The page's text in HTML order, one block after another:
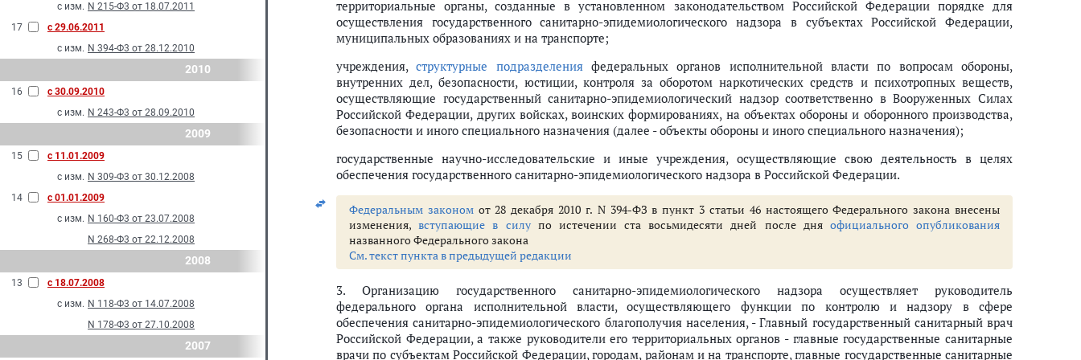
с изм. N 215-Ф3 от 18.07.2011
17
с 29.06.2011
с изм. N 394-Ф3 от 28.12.2010
2010
16
с 30.09.2010
с изм. N 243-Ф3 от 28.09.2010
2009
15
с 11.01.2009
с изм. N 309-Ф3 от 30.12.2008
14
с 01.01.2009
с изм. N 160-Ф3 от 23.07.2008
N 268-Ф3 от 22.12.2008
2008
13
с 18.07.2008
с изм. N 118-Ф3 от 14.07.2008
N 178-Ф3 от 27.10.2008
2007
территориальные органы, созданные в установленном законодательством Российской Федерации порядке для
осуществления государственного санитарно-эпидемиологического надзора в субъектах Российской Федерации,
муниципальных образованиях и на транспорте;
учреждения,структурные подразделенияфедеральных органов исполнительной власти по вопросам обороны,
внутренних дел, безопасности, юстиции, контроля за оборотом наркотических средств и психотропных веществ,
осуществляющие государственный санитарно-эпидемиологический надзор соответственно в Вооруженных Силах
Российской Федерации, других войсках, воинских формированиях, на объектах обороны и оборонного производства,
безопасности и иного специального назначения (далее - объекты обороны и иного специального назначения);
государственные научно-исследовательские и иные учреждения, осуществляющие свою деятельность в целях
обеспечения государственного санитарно-эпидемиологического надзора в Российской Федерации.
Федеральным закономот 28 декабря 2010 г. N 394-ФЗ в пункт 3 статьи 46 настоящего Федерального закона внесены
изменения,вступающие в силупо истечении ста восьмидесяти дней после дня официального опубликования
названного Федерального закона
См. текст пункта в предыдущей редакции
3. Организацию государственного санитарно-эпидемиологического надзора осуществляет руководитель
федерального органа исполнительной власти, осуществляющего функции по контролю и надзору в сфере
обеспечения санитарно-эпидемиологического благополучия населения, - Главный государственный санитарный врач
Российской Федерации, а также руководители его территориальных органов - главные государственные санитарные
врачи по субъектам Российской Федерации, городам, районам и на транспорте, главные государственные санитарные